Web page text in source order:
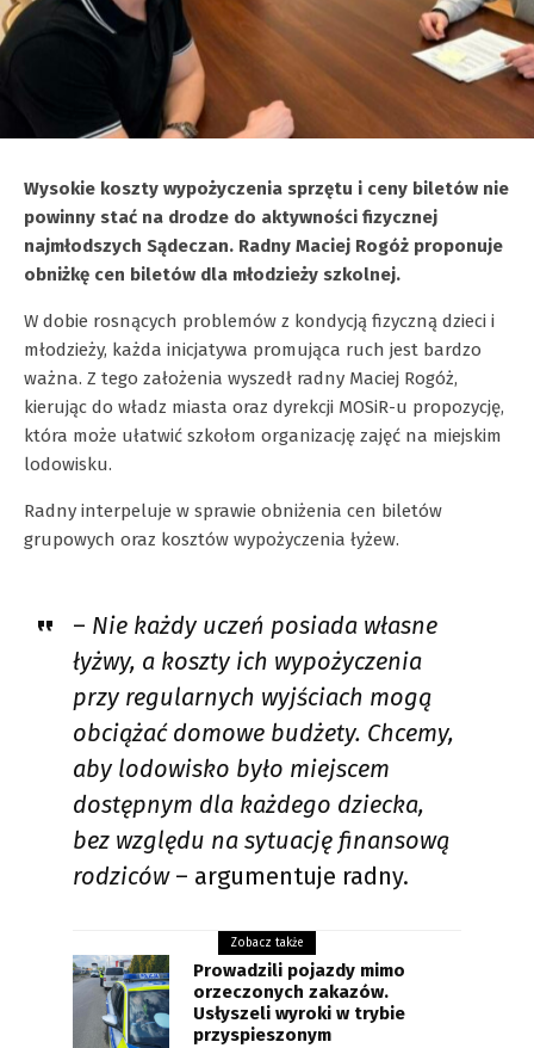
Wysokie koszty wypożyczenia sprzętu i ceny biletów nie
powinny stać na drodze do aktywności fizycznej
najmłodszych Sądeczan. Radny Maciej Rogóż proponuje
obniżkę cen biletów dla młodzieży szkolnej.
W dobie rosnących problemów z kondycją fizyczną dzieci i
młodzieży, każda inicjatywa promująca ruch jest bardzo
ważna. Z tego założenia wyszedł radny Maciej Rogóż,
kierując do władz miasta oraz dyrekcji MOSiR-u propozycję,
która może ułatwić szkołom organizację zajęć na miejskim
lodowisku.
Radny interpeluje w sprawie obniżenia cen biletów
grupowych oraz kosztów wypożyczenia łyżew.
– Nie każdy uczeń posiada własne
łyżwy, a koszty ich wypożyczenia
przy regularnych wyjściach mogą
obciążać domowe budżety. Chcemy,
aby lodowisko było miejscem
dostępnym dla każdego dziecka,
bez względu na sytuację finansową
rodziców– argumentuje radny.
Zobacz także
Prowadzili pojazdy mimo
orzeczonych zakazów.
Usłyszeli wyroki w trybie
przyspieszonym